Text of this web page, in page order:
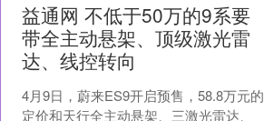
益通网 不低于50万的9系要
带全主动悬架、顶级激光雷
达、线控转向
4月9日，蔚来ES9开启预售，58.8万元的
定价和天行全主动悬架、三激光雷达、